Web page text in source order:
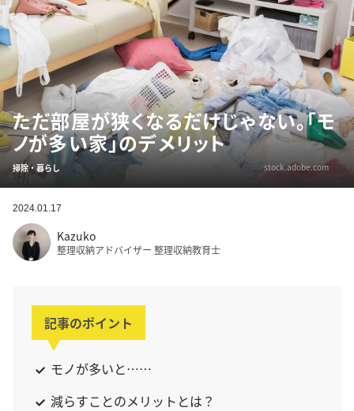
ただ部屋が狭くなるだけじゃない。「モ
ノが多い家」のデメリット
掃除・暮らし stock.adobe.com
2024.01.17
Kazuko
整理収納アドバイザー 整理収納教育士
記事のポイント
モノが多いと……
減らすことのメリットとは？